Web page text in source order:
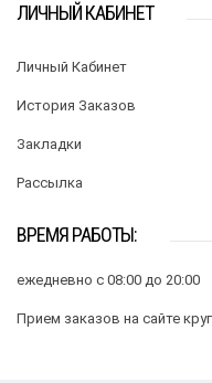
ЛИЧНЫЙ КАБИНЕТ
Личный Кабинет
История Заказов
Закладки
Рассылка
ВРЕМЯ РАБОТЫ:
ежедневно с 08:00 до 20:00
Прием заказов на сайте